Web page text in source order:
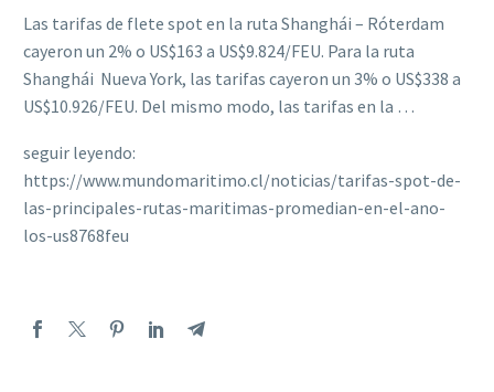
Las tarifas de flete spot en la ruta Shanghái – Róterdam
cayeron un 2% o US$163 a US$9.824/FEU. Para la ruta
Shanghái  Nueva York, las tarifas cayeron un 3% o US$338 a
US$10.926/FEU. Del mismo modo, las tarifas en la …
seguir leyendo:
https://www.mundomaritimo.cl/noticias/tarifas-spot-de-
las-principales-rutas-maritimas-promedian-en-el-ano-
los-us8768feu